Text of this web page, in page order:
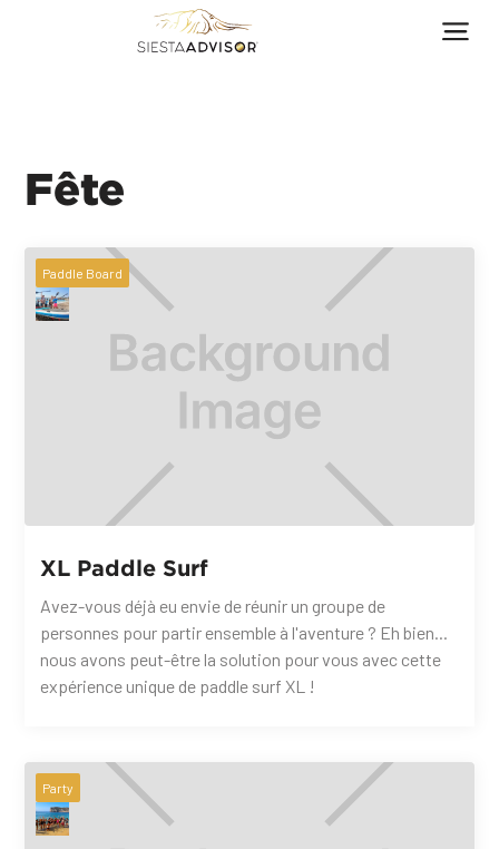
Fête
Paddle Board
XL Paddle Surf
Avez-vous déjà eu envie de réunir un groupe de
personnes pour partir ensemble à l'aventure ? Eh bien...
nous avons peut-être la solution pour vous avec cette
expérience unique de paddle surf XL !
Party